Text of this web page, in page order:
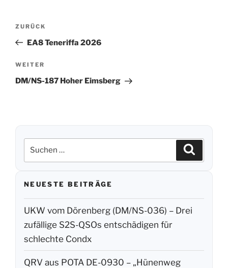
Beitragsnavigation
Vorheriger
Beitrag
ZURÜCK
EA8 Teneriffa 2026
Nächster
Beitrag
WEITER
DM/NS-187 Hoher Eimsberg
Suchen
nach:
NEUESTE BEITRÄGE
UKW vom Dörenberg (DM/NS-036) – Drei
zufällige S2S-QSOs entschädigen für
schlechte Condx
QRV aus POTA DE-0930 – „Hünenweg